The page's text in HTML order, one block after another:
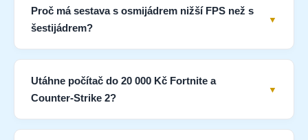
Proč má sestava s osmijádrem nižší FPS než s
šestijádrem?
Utáhne počítač do 20 000 Kč Fortnite a
Counter-Strike 2?